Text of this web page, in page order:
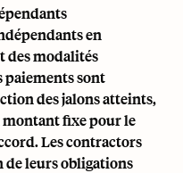
en
des modalités
paiements sont
des jalons atteints,
montant fixe pour le
Les contractors
de leurs obligations